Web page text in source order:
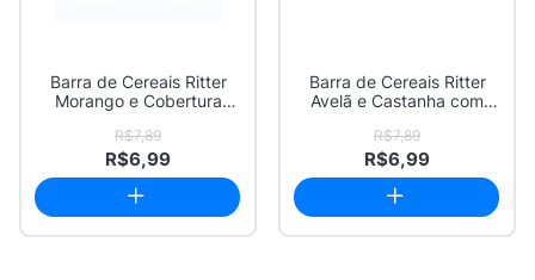
Barra de Cereais Ritter
Morango e Cobertura
R$7,89
R$6,99
Barra de Cereais Ritter
Avelã e Castanha com
R$7,89
R$6,99